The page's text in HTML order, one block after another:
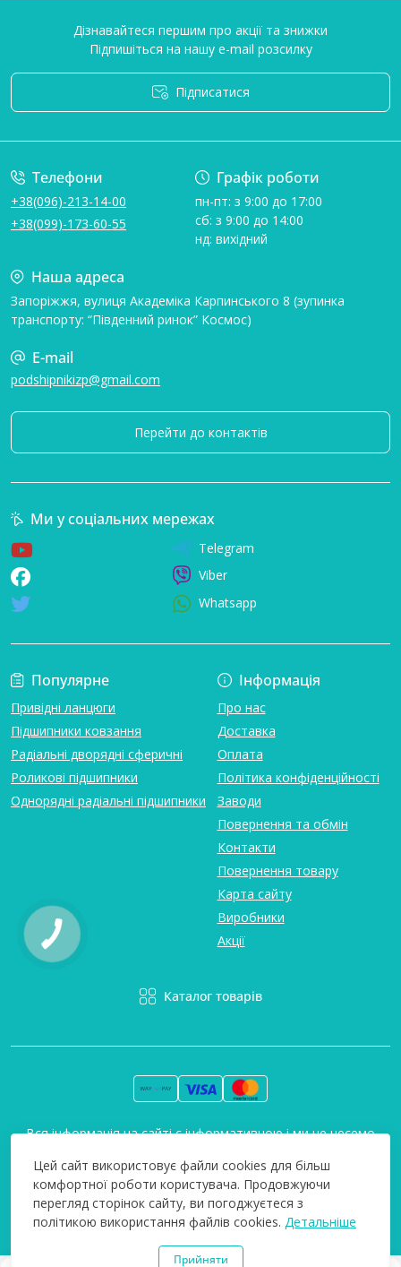
Дізнавайтеся першим про акції та знижки
Підпишіться на нашу e-mail розсилку
Підписатися
Телефони
+38(096)-213-14-00
+38(099)-173-60-55
Графік роботи
пн-пт: з 9:00 до 17:00
сб: з 9:00 до 14:00
нд: вихідний
Наша адреса
Запоріжжя, вулиця Академіка Карпинського 8 (зупинка
транспорту: “Південний ринок” Космос)
E-mail
podshipnikizp@gmail.com
Перейти до контактів
Популярне
Привідні ланцюги
Підшипники ковзання
Радіальні дворядні сферичні
Роликові підшипники
Однорядні радіальні підшипники
Інформація
Про нас
Доставка
Оплата
Політика конфіденційності
Заводи
Повернення та обмін
Контакти
Повернення товару
Карта сайту
Виробники
Акції
Каталог товарів
Ми у соціальних мережах
Telegram
Viber
Whatsapp
Вся інформація на сайті є інформативною і ми не несемо
2026
Цей сайт використовує файли cookies для більш
комфортної роботи користувача. Продовжуючи
перегляд сторінок сайту, ви погоджуєтеся з
політикою використання файлів cookies. Детальніше
Прийняти